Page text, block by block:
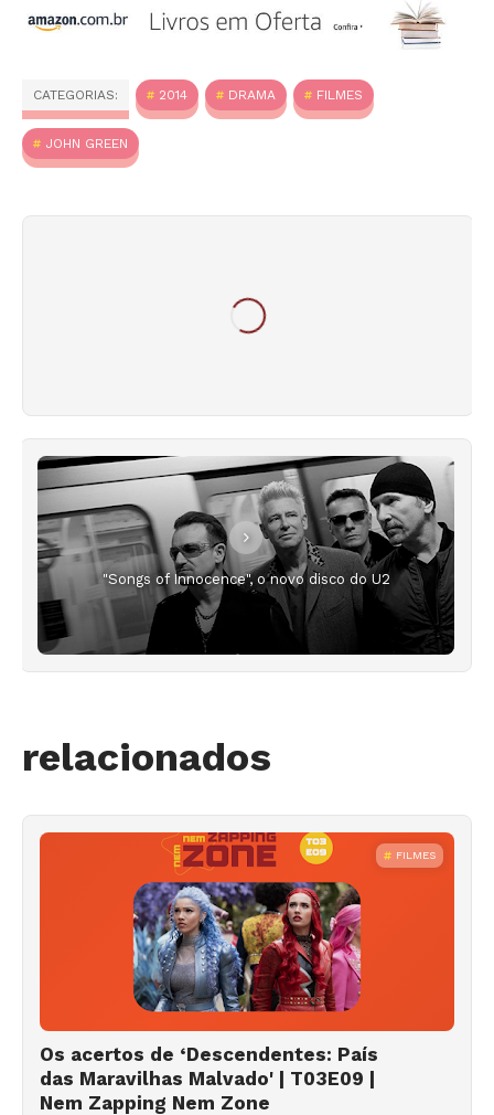
CATEGORIAS: 2014 DRAMA FILMES
JOHN GREEN
"Songs of Innocence", o novo disco do U2
relacionados
FILMES
Os acertos de ‘Descendentes: País
das Maravilhas Malvado' | T03E09 |
Nem Zapping Nem Zone